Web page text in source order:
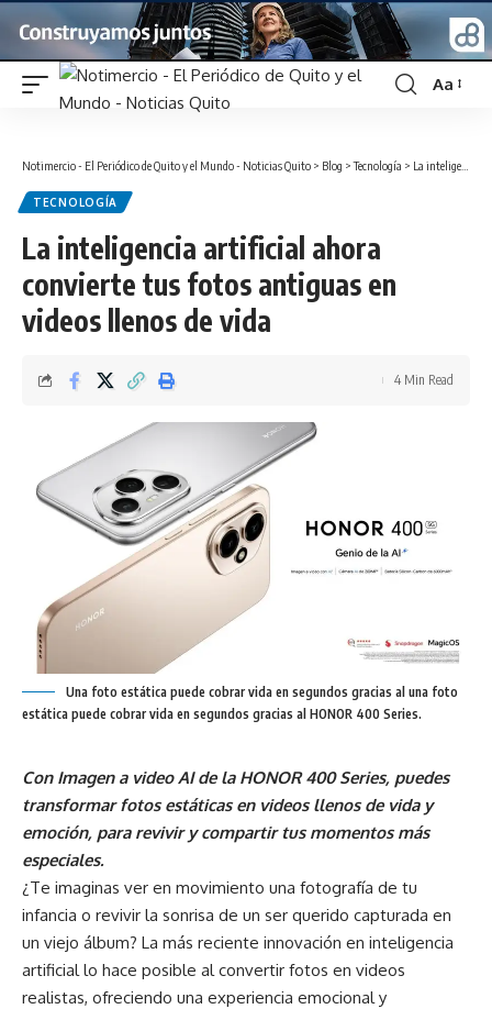
Font
Aa
Notimercio - El Periódico de Quito y el Mundo - Noticias Quito > Blog >Tecnología > La inteligencia artificial ahora convierte tus fotos antiguas en videos llenos de vida
TECNOLOGÍA
La inteligencia artificial ahora
convierte tus fotos antiguas en
videos llenos de vida
4 Min Read
Una foto estática puede cobrar vida en segundos gracias al una foto
estática puede cobrar vida en segundos gracias al HONOR 400 Series.
Con Imagen a video AI de la HONOR 400 Series, puedes
transformar fotos estáticas en videos llenos de vida y
emoción, para revivir y compartir tus momentos más
especiales.
¿Te imaginas ver en movimiento una fotografía de tu
infancia o revivir la sonrisa de un ser querido capturada en
un viejo álbum? La más reciente innovación en inteligencia
artificial lo hace posible al convertir fotos en videos
realistas, ofreciendo una experiencia emocional y